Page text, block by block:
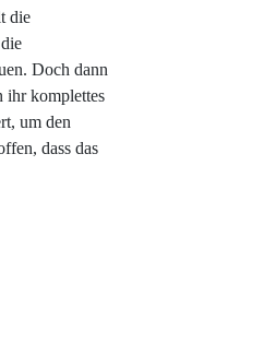
die
Doch dann
ihr komplettes
um den
dass das